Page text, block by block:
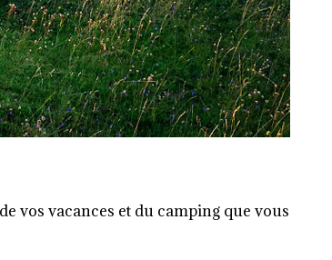
vos vacances et du camping que vous